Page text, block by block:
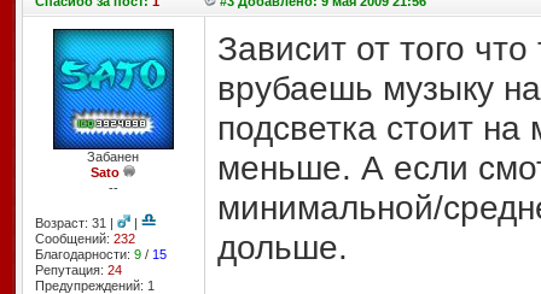
Забанен
Sato
--
Возраст: 31 |
|
Сообщений: 232
Благодарности: 9/ 15
Репутация: 24
Предупреждений: 1
Зависит от того
врубаешь музыку
подсветка стоит
меньше. А если
минимальной/
дольше.